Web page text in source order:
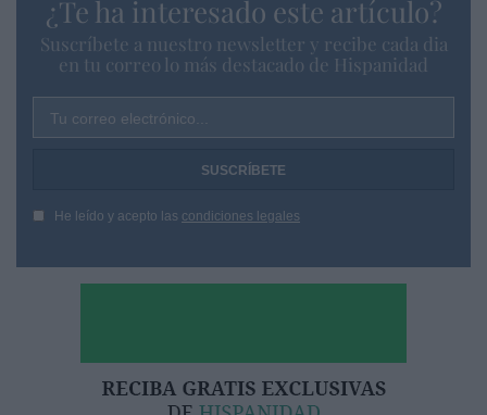
¿Te ha interesado este artículo?
Suscríbete a nuestro newsletter y recibe cada dia
en tu correo lo más destacado de Hispanidad
Tu correo electrónico...
He leído y acepto las condiciones legales